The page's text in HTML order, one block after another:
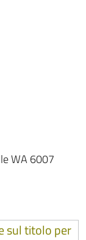
WA 6007
sul titolo per